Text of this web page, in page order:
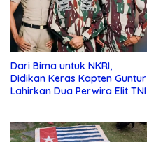
Dari Bima untuk NKRI,
Didikan Keras Kapten Guntur
Lahirkan Dua Perwira Elit TNI